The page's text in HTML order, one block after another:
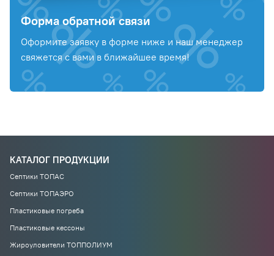
Форма обратной связи
Оформите заявку в форме ниже и наш менеджер
свяжется с вами в ближайшее время!
КАТАЛОГ ПРОДУКЦИИ
Септики ТОПАС
Септики ТОПАЭРО
Пластиковые погреба
Пластиковые кессоны
Жироуловители ТОППОЛИУМ